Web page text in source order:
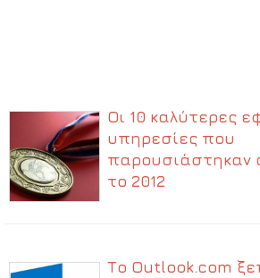
Οι 10 καλύτερες
υπηρεσίες που
παρουσιάστηκαν
το 2012
Το Outlook.com